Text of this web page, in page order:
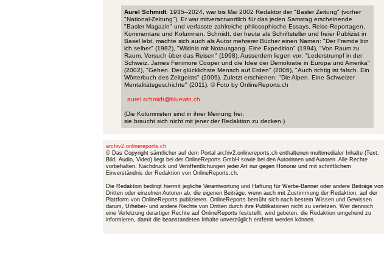
Aurel Schmidt, 1935–2024, war bis Mai 2002 Redaktor der "Basler Zeitung" (vorher
"National-Zeitung"). Er war mitverantwortlich für das jeden Samstag erscheinende
"Basler Magazin" und verfasste zahlreiche philosophische Essays, Reise-Reportagen,
Kommentare und Kolumnen. Schmidt, der heute als Schriftsteller und freier Publizist in
Basel lebt, machte sich auch als Autor mehrerer Bücher einen Namen: "Der Fremde bin
ich selber" (1982), "Wildnis mit Notausgang. Eine Expedition" (1994), "Von Raum zu
Raum. Versuch über das Reisen" (1998). Ausserdem liegen vor: "Lederstrumpf in der
Schweiz. James Fenimore Cooper und die Idee der Demokratie in Europa und Amerika"
(2002), "Gehen. Der glücklichste Mensch auf Erden" (2006), "Auch richtig ist falsch. Ein
Wörterbuch des Zeitgeists" (2009). Zuletzt erschienen: "Die Alpen. Eine Schweizer
Mentalitätsgeschichte" (2011). © Foto by OnlineReports.ch
aurel.schmidt@bluewin.ch
(Die Kolumnisten sind in ihrer Meinung frei;
sie braucht sich nicht mit jener der Redaktion zu decken.)
archiv2.onlinereports.ch
© Das Copyright sämtlicher auf dem Portal archiv2.onlinereports.ch enthaltenen multimedialer Inhalte (Text,
Bild, Audio, Video) liegt bei der OnlineReports GmbH sowie bei den Autorinnen und Autoren. Alle Rechte
vorbehalten. Nachdruck und Veröffentlichungen jeder Art nur gegen Honorar und mit schriftlichem
Einverständnis der Redaktion von OnlineReports.ch.
Die Redaktion bedingt hiermit jegliche Verantwortung und Haftung für Werbe-Banner oder andere Beiträge von
Dritten oder einzelnen Autoren ab, die eigenen Beiträge, wenn auch mit Zustimmung der Redaktion, auf der
Plattform von OnlineReports publizieren. OnlineReports bemüht sich nach bestem Wissen und Gewissen
darum, Urheber- und andere Rechte von Dritten durch ihre Publikationen nicht zu verletzen. Wer dennoch
eine Verletzung derartiger Rechte auf OnlineReports feststellt, wird gebeten, die Redaktion umgehend zu
informieren, damit die beanstandeten Inhalte unverzüglich entfernt werden können.